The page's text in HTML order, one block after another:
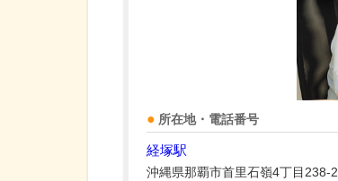
所在地・電話番号
経塚駅
沖縄県那覇市首里石嶺4丁目238-2